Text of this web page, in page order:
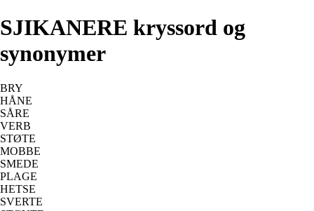
SJIKANERE kryssord og
synonymer
BRY
HÅNE
SÅRE
VERB
STØTE
MOBBE
SMEDE
PLAGE
HETSE
SVERTE